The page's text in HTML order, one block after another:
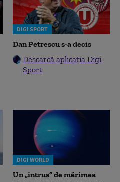
DIGI SPORT
Dan Petrescu s-a decis
Descarcă aplicația Digi
Sport
DIGI WORLD
Un „intrus” de mărimea